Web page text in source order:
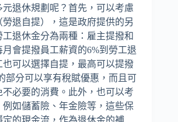
退休規劃呢？首先，可以考慮
勞退自提），這是政府提供的另
退休金分為兩種：雇主提撥和
會提撥員工薪資的6%到勞工退
可以選擇自提，最高可以提撥
部分可以享有稅賦優惠，而且可
必要的消費。此外，也可以考
例如儲蓄險、年金險等，這些保